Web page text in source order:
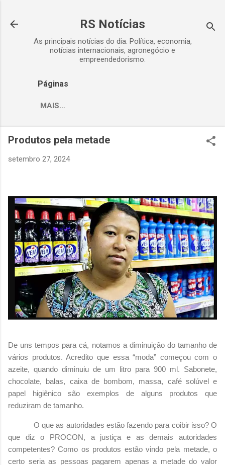
RS Notícias
As principais notícias do dia. Política, economia,
notícias internacionais, agronegócio e
empreendedorismo.
Páginas
MAIS…
Produtos pela metade
setembro 27, 2024
De uns tempos para cá, notamos a diminuição do tamanho de
vários produtos. Acredito que essa “moda” começou com o
azeite, quando diminuiu de um litro para 900 ml. Sabonete,
chocolate, balas, caixa de bombom, massa, café solúvel e
papel higiênico são exemplos de alguns produtos que
reduziram de tamanho.
O que as autoridades estão fazendo para coibir isso? O
que diz o PROCON, a justiça e as demais autoridades
competentes? Como os produtos estão vindo pela metade, o
certo seria as pessoas pagarem apenas a metade do valor